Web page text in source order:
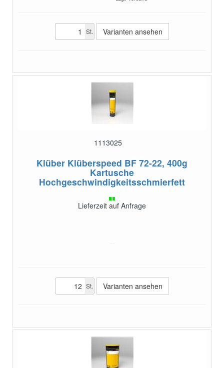
St. Varianten ansehen
1113025
Klüber Klüberspeed BF 72-22, 400g
Kartusche
Hochgeschwindigkeitsschmierfett
Lieferzeit auf Anfrage
St. Varianten ansehen